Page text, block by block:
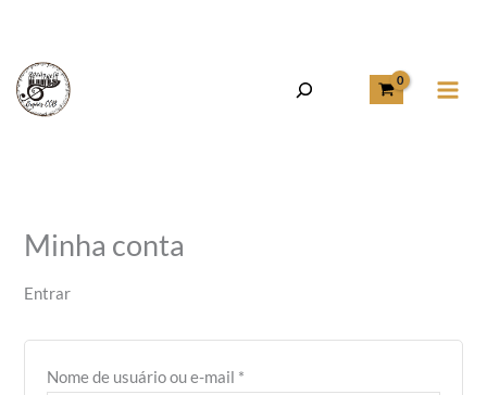
conteúdo
Pesquisa
Minha conta
Entrar
Nome de usuário ou e-mail *